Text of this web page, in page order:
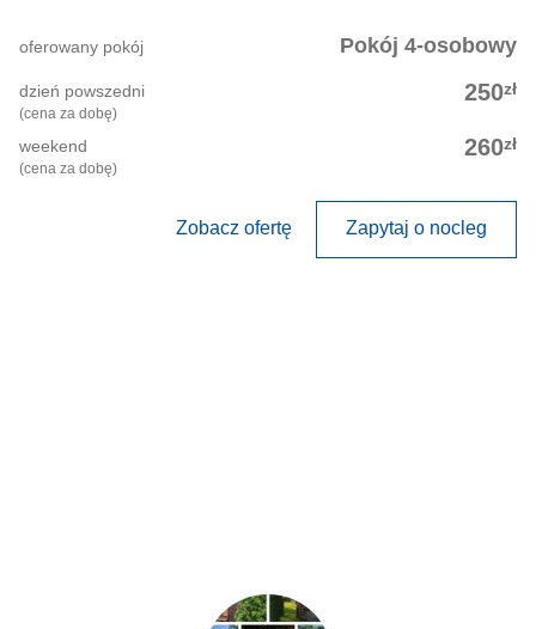
Pokój 4-osobowy
oferowany pokój
250zł
dzień powszedni
(cena za dobę)
260zł
weekend
(cena za dobę)
Zobacz ofertę Zapytaj o nocleg